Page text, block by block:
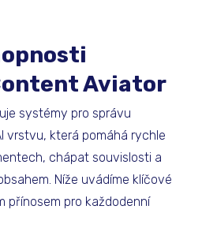
Aviator
systémy pro správu
vrstvu, která pomáhá rychle
chápat souvislosti a
Níže uvádíme klíčové
přínosem pro každodenní